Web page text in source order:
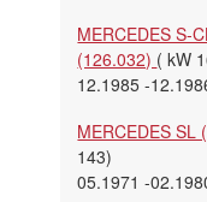
MERCEDES S-
(126.032) (
12.1985 -
MERCEDES SL
05.1971 -